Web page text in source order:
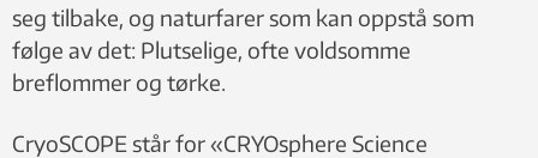
seg tilbake, og naturfarer som kan oppstå som
følge av det: Plutselige, ofte voldsomme
breflommer og tørke.
CryoSCOPE står for «CRYOsphere Science